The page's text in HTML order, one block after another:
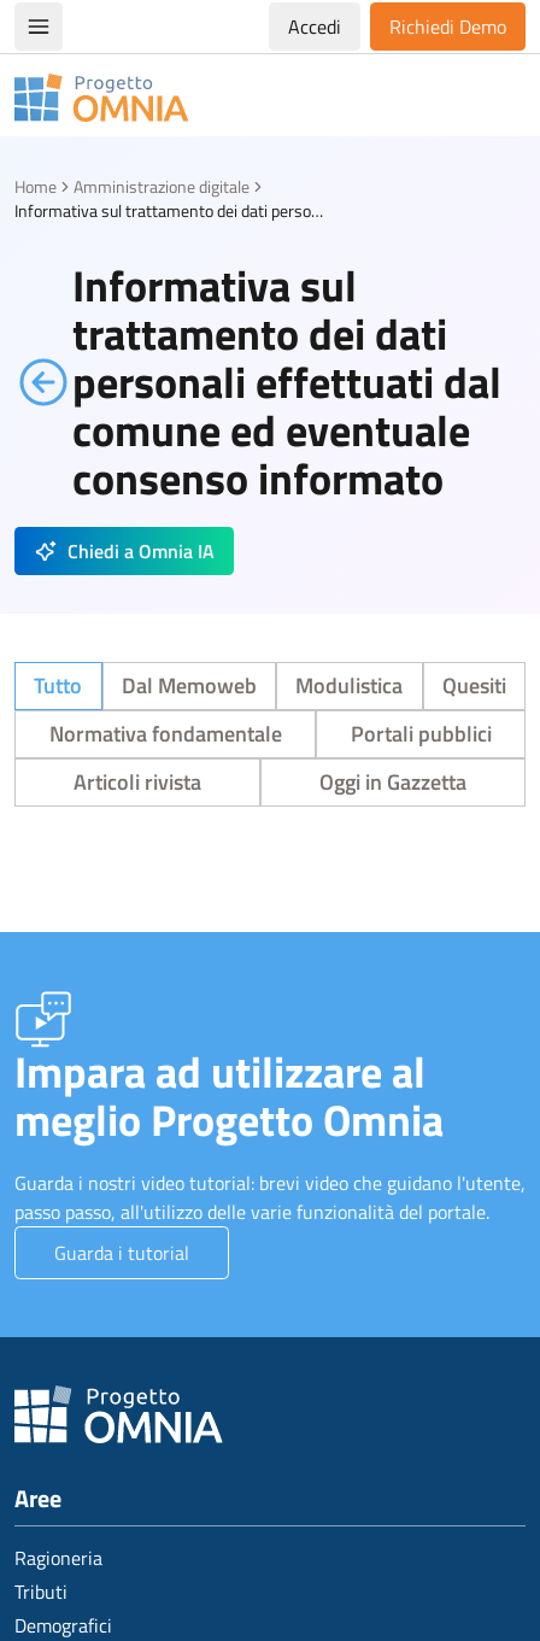
Apri/chiudi menù di navigazioneAccedi Richiedi Demo
Progetto Omnia
Home
Amministrazione digitale
Informativa sul trattamento dei dati personali effettuati dal comune ed eventuale consenso informato
Informativa sul
trattamento dei dati
personali effettuati dal
comune ed eventuale
consenso informato
Chiedi a Omnia IA
Tutto Dal Memoweb Modulistica
Quesiti
Normativa fondamentale
Portali pubblici
Articoli rivista
Oggi in Gazzetta
Impara ad utilizzare al
meglio Progetto Omnia
Guarda i nostri video tutorial: brevi video che guidano l'utente,
passo passo, all'utilizzo delle varie funzionalità del portale.
Guarda i tutorial
Aree
Ragioneria
Tributi
Demografici